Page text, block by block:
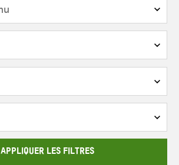
contenu
APPLIQUER LES FILTRES